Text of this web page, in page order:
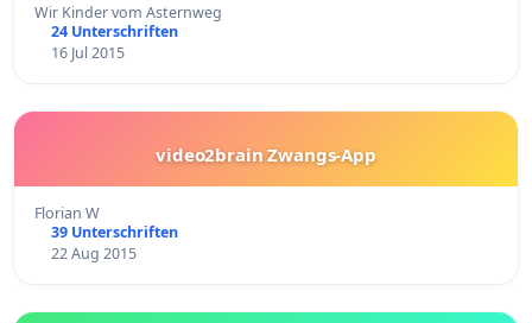
Wir Kinder vom Asternweg
24 Unterschriften
16 Jul 2015
video2brain Zwangs-App
Florian W
39 Unterschriften
22 Aug 2015